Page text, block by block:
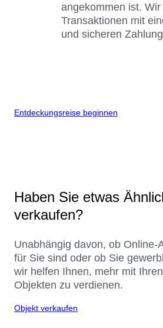
angekommen ist.
Transaktionen mit
und sicheren
Entdeckungsreise beginnen
Haben Sie etwas
verkaufen?
Unabhängig davon, ob Online-
für Sie sind oder ob Sie
wir helfen Ihnen, mehr mit
Objekten zu verdienen.
Objekt verkaufen